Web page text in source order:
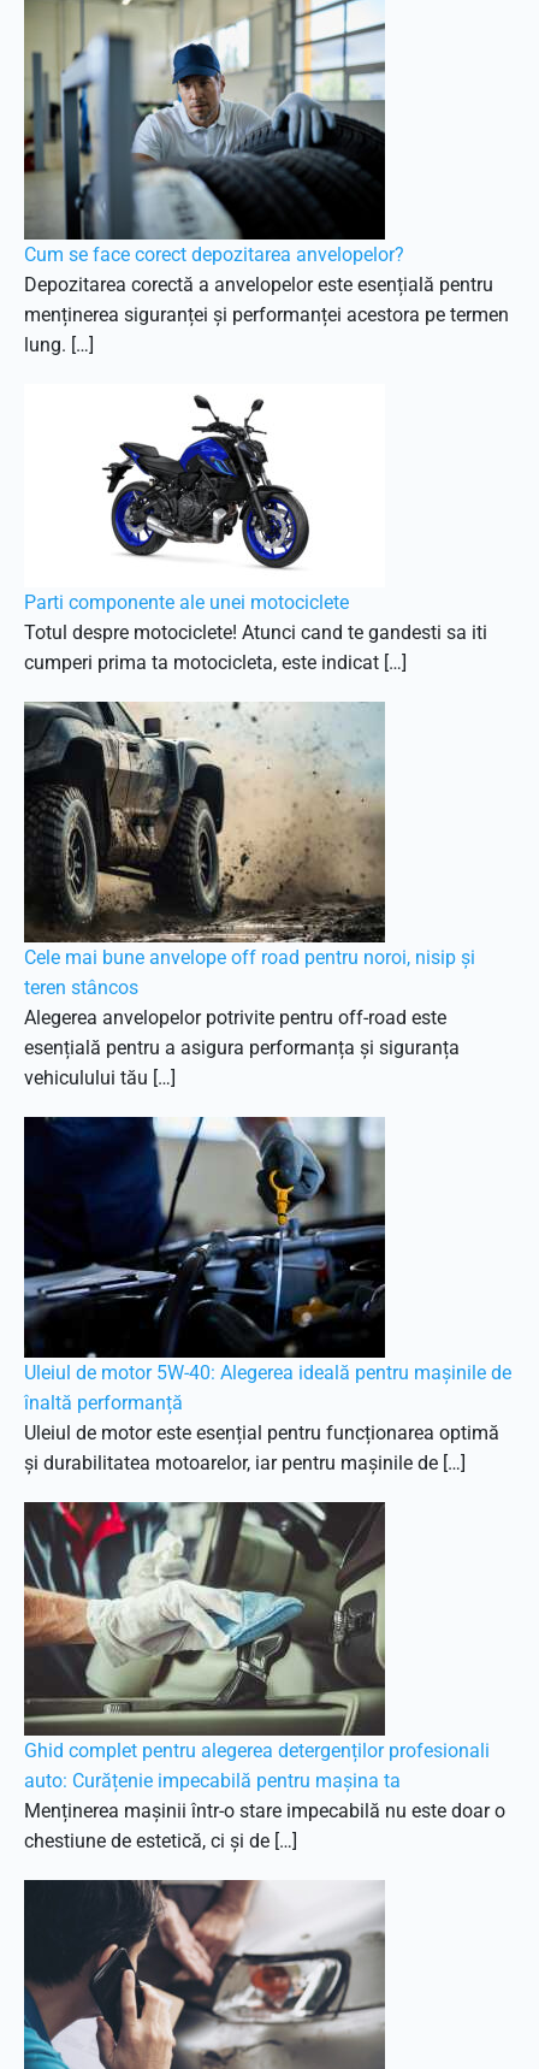
Cum se face corect depozitarea anvelopelor?
Depozitarea corectă a anvelopelor este esențială pentru
menținerea siguranței și performanței acestora pe termen
lung. […]
Parti componente ale unei motociclete
Totul despre motociclete! Atunci cand te gandesti sa iti
cumperi prima ta motocicleta, este indicat […]
Cele mai bune anvelope off road pentru noroi, nisip și
teren stâncos
Alegerea anvelopelor potrivite pentru off-road este
esențială pentru a asigura performanța și siguranța
vehiculului tău […]
Uleiul de motor 5W-40: Alegerea ideală pentru mașinile de
înaltă performanță
Uleiul de motor este esențial pentru funcționarea optimă
și durabilitatea motoarelor, iar pentru mașinile de […]
Ghid complet pentru alegerea detergenților profesionali
auto: Curățenie impecabilă pentru mașina ta
Menținerea mașinii într-o stare impecabilă nu este doar o
chestiune de estetică, ci și de […]